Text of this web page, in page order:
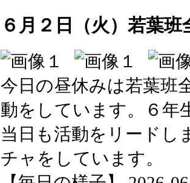
６月２日（火）若葉班
今日の昼休みは若葉班
動をしています。６年
当日も活動をリードし
チャをしています。